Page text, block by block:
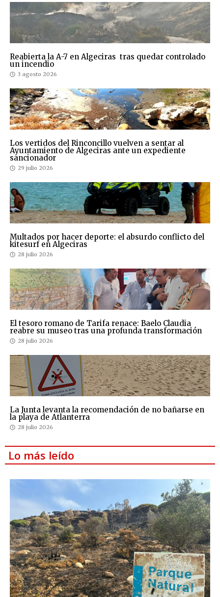
Reabierta la A-7 en Algeciras tras quedar controlado
un incendio
3 agosto 2026
Los vertidos del Rinconcillo vuelven a sentar al
Ayuntamiento de Algeciras ante un expediente
sancionador
29 julio 2026
Multados por hacer deporte: el absurdo conflicto del
kitesurf en Algeciras
28 julio 2026
El tesoro romano de Tarifa renace: Baelo Claudia
reabre su museo tras una profunda transformación
28 julio 2026
La Junta levanta la recomendación de no bañarse en
la playa de Atlanterra
28 julio 2026
Lo más leído